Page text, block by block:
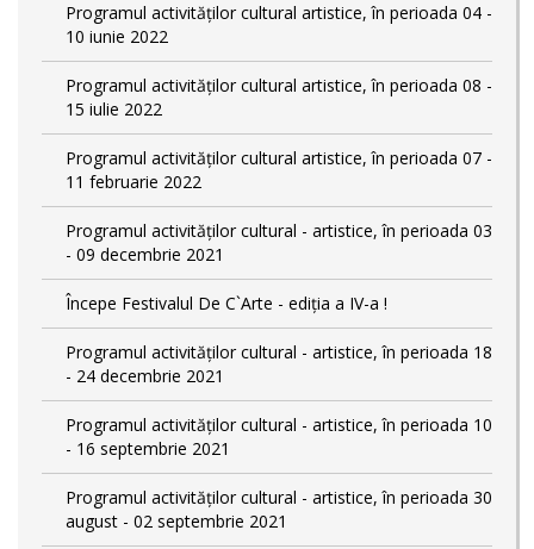
Programul activităților cultural artistice, în perioada 04 -
10 iunie 2022
Programul activităților cultural artistice, în perioada 08 -
15 iulie 2022
Programul activităților cultural artistice, în perioada 07 -
11 februarie 2022
Programul activităților cultural - artistice, în perioada 03
- 09 decembrie 2021
Începe Festivalul De C`Arte - ediția a IV-a !
Programul activităților cultural - artistice, în perioada 18
- 24 decembrie 2021
Programul activităților cultural - artistice, în perioada 10
- 16 septembrie 2021
Programul activităților cultural - artistice, în perioada 30
august - 02 septembrie 2021